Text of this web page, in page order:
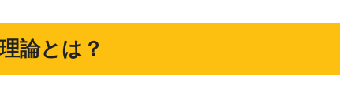
論とは？